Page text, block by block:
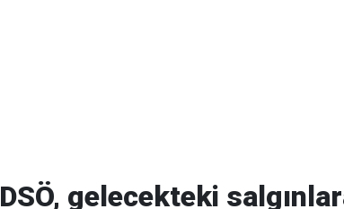
DSÖ, gelecekteki